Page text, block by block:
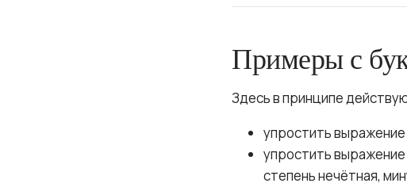
Примеры с
Здесь в принципе
упростить выражение
упростить выражение
степень нечётная,